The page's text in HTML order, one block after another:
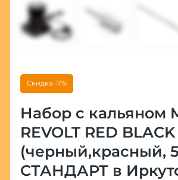
Скидка -7%
Набор с кальяном
REVOLT RED BLACK
(черный,красный,
СТАНДАРТ в